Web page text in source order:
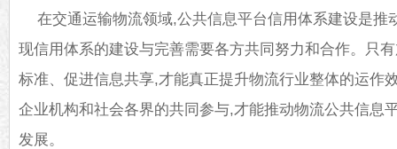
在交通运输物流领域,公共信息平台信用体系建设是推
现信用体系的建设与完善需要各方共同努力和合作。只
标准、促进信息共享,才能真正提升物流行业整体的运作
企业机构和社会各界的共同参与,才能推动物流公共信息
发展。